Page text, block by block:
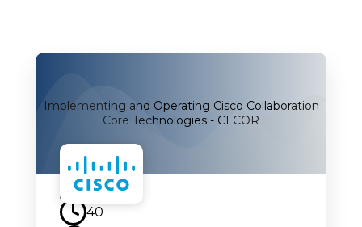
Implementing and Operating Cisco Collaboration
Core Technologies - CLCOR
Uskoro
40